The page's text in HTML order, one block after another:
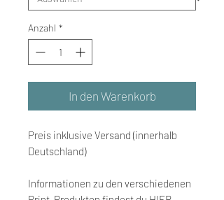
Anzahl *
In den Warenkorb
Preis inklusive Versand (innerhalb
Deutschland)
Informationen zu den verschiedenen